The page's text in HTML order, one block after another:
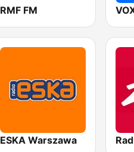
RMF FM
ESKA Warszawa